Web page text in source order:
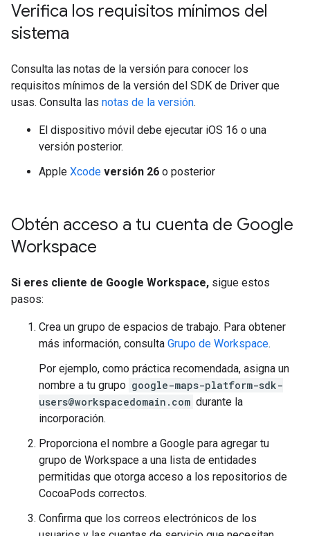
Verifica los requisitos mínimos del
sistema
Consulta las notas de la versión para conocer los
requisitos mínimos de la versión del SDK de Driver que
usas. Consulta las notas de la versión.
El dispositivo móvil debe ejecutar iOS 16 o una
versión posterior.
Apple Xcode versión 26 o posterior
Obtén acceso a tu cuenta de Google
Workspace
Si eres cliente de Google Workspace, sigue estos
pasos:
Crea un grupo de espacios de trabajo. Para obtener
más información, consulta Grupo de Workspace.
Por ejemplo, como práctica recomendada, asigna un
nombre a tu grupo google-maps-platform-sdk-
users@workspacedomain.com durante la
incorporación.
Proporciona el nombre a Google para agregar tu
grupo de Workspace a una lista de entidades
permitidas que otorga acceso a los repositorios de
CocoaPods correctos.
Confirma que los correos electrónicos de los